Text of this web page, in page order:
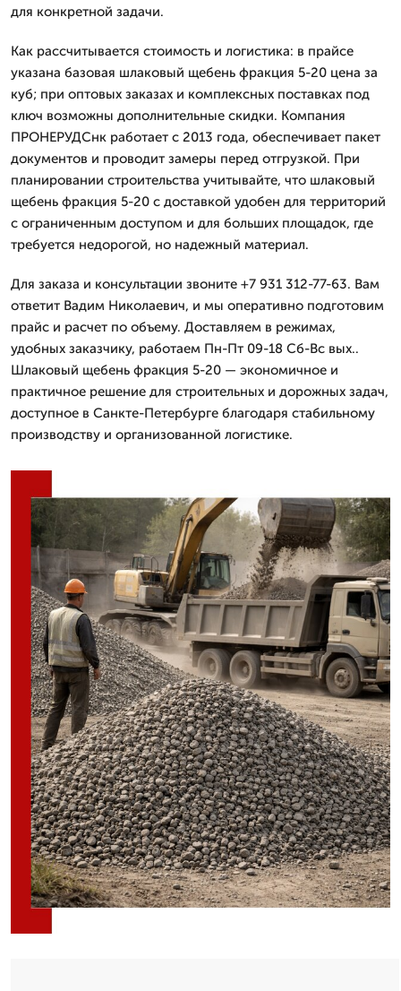
для конкретной задачи.
Как рассчитывается стоимость и логистика: в прайсе
указана базовая шлаковый щебень фракция 5-20 цена за
куб; при оптовых заказах и комплексных поставках под
ключ возможны дополнительные скидки. Компания
ПРОНЕРУДСнк работает с 2013 года, обеспечивает пакет
документов и проводит замеры перед отгрузкой. При
планировании строительства учитывайте, что шлаковый
щебень фракция 5-20 с доставкой удобен для территорий
с ограниченным доступом и для больших площадок, где
требуется недорогой, но надежный материал.
Для заказа и консультации звоните +7 931 312-77-63. Вам
ответит Вадим Николаевич, и мы оперативно подготовим
прайс и расчет по объему. Доставляем в режимах,
удобных заказчику, работаем Пн-Пт 09-18 Сб-Вс вых..
Шлаковый щебень фракция 5-20 — экономичное и
практичное решение для строительных и дорожных задач,
доступное в Санкте-Петербурге благодаря стабильному
производству и организованной логистике.